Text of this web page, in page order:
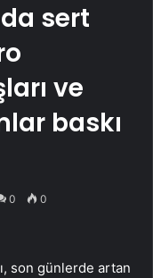
sert
ve
baskı
0 0
son günlerde artan